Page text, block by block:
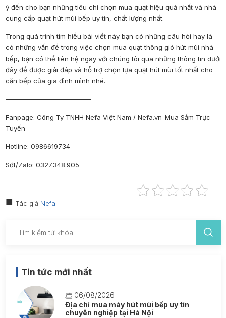
ý đến cho bạn những tiêu chí chọn mua quạt hiệu quả nhất và nhà
cung cấp quạt hút mùi bếp uy tín, chất lượng nhất.
Trong quá trình tìm hiểu bài viết này bạn có những câu hỏi hay là
có những vấn đề trong việc chọn mua quạt thông gió hút mùi nhà
bếp, bạn có thể liên hệ ngay với chúng tôi qua những thông tin dưới
đây để được giải đáp và hỗ trợ chọn lựa quạt hút mùi tốt nhất cho
căn bếp của gia đình mình nhé.
—————————————
Fanpage: Công Ty TNHH Nefa Việt Nam / Nefa.vn-Mua Sắm Trực
Tuyến
Hotline: 0986619734
Sđt/Zalo: 0327.348.905
Tác giả Nefa
Tin tức mới nhất
06/08/2026
Địa chỉ mua máy hút mùi bếp uy tín
chuyên nghiệp tại Hà Nội